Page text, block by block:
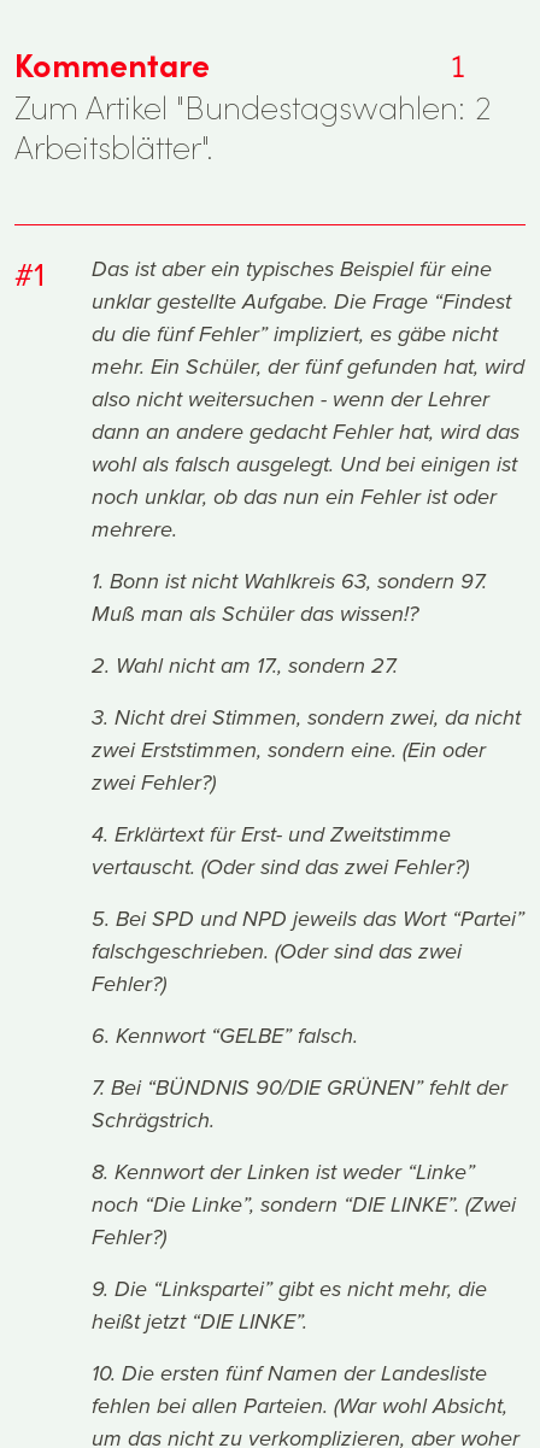
Kommentare
1
Zum Artikel "Bundestagswahlen: 2
Arbeitsblätter".
#1
Das ist aber ein typisches Beispiel für eine
unklar gestellte Aufgabe. Die Frage “Findest
du die fünf Fehler” impliziert, es gäbe nicht
mehr. Ein Schüler, der fünf gefunden hat, wird
also nicht weitersuchen - wenn der Lehrer
dann an andere gedacht Fehler hat, wird das
wohl als falsch ausgelegt. Und bei einigen ist
noch unklar, ob das nun ein Fehler ist oder
mehrere.
1. Bonn ist nicht Wahlkreis 63, sondern 97.
Muß man als Schüler das wissen!?
2. Wahl nicht am 17., sondern 27.
3. Nicht drei Stimmen, sondern zwei, da nicht
zwei Erststimmen, sondern eine. (Ein oder
zwei Fehler?)
4. Erklärtext für Erst- und Zweitstimme
vertauscht. (Oder sind das zwei Fehler?)
5. Bei SPD und NPD jeweils das Wort “Partei”
falschgeschrieben. (Oder sind das zwei
Fehler?)
6. Kennwort “GELBE” falsch.
7. Bei “BÜNDNIS 90/DIE GRÜNEN” fehlt der
Schrägstrich.
8. Kennwort der Linken ist weder “Linke”
noch “Die Linke”, sondern “DIE LINKE”. (Zwei
Fehler?)
9. Die “Linkspartei” gibt es nicht mehr, die
heißt jetzt “DIE LINKE”.
10. Die ersten fünf Namen der Landesliste
fehlen bei allen Parteien. (War wohl Absicht,
um das nicht zu verkomplizieren, aber woher